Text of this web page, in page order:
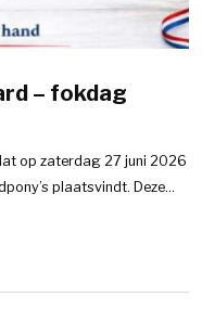
– fokdag
op zaterdag 27 juni 2026
plaatsvindt. Deze...